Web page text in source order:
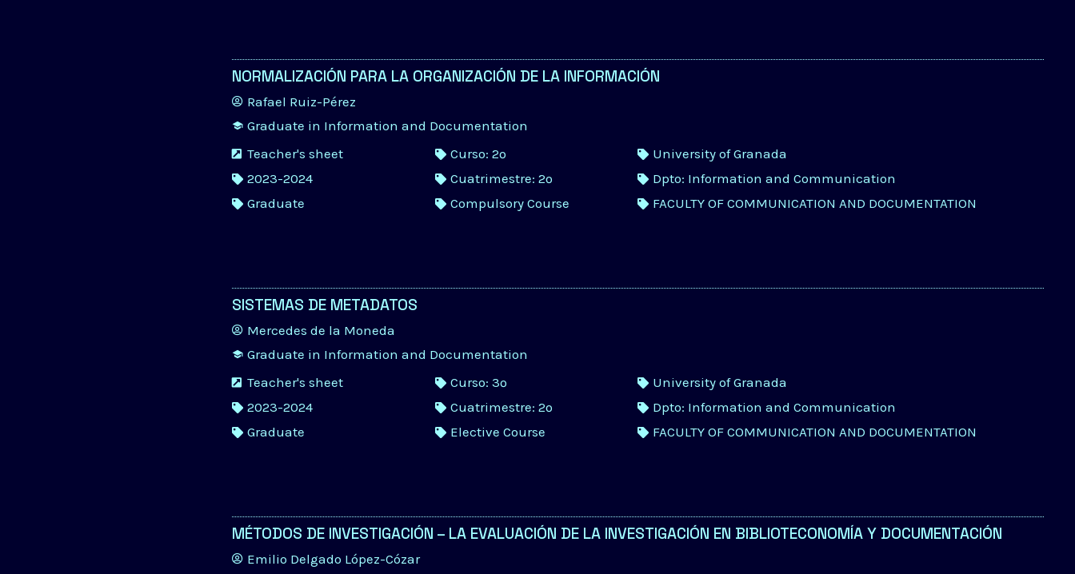
NORMALIZACIÓN PARA LA ORGANIZACIÓN DE LA INFORMACIÓN
Rafael Ruiz-Pérez
Graduate in Information and Documentation
Teacher's sheet
2023-2024
Graduate
Curso: 2º
Cuatrimestre: 2º
Compulsory Course
University of Granada
Dpto: Information and Communication
FACULTY OF COMMUNICATION AND DOCUMENTATION
SISTEMAS DE METADATOS
Mercedes de la Moneda
Graduate in Information and Documentation
Teacher's sheet
2023-2024
Graduate
Curso: 3º
Cuatrimestre: 2º
Elective Course
University of Granada
Dpto: Information and Communication
FACULTY OF COMMUNICATION AND DOCUMENTATION
MÉTODOS DE INVESTIGACIÓN – LA EVALUACIÓN DE LA INVESTIGACIÓN EN BIBLIOTECONOMÍA Y DOCUMENTACIÓN
Emilio Delgado López-Cózar